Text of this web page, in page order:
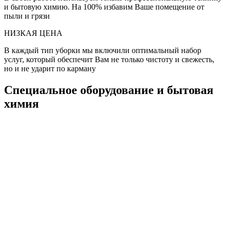
и бытовую химию. На 100% избавим Ваше помещение от
пыли и грязи
НИЗКАЯ ЦЕНА
В каждый тип уборки мы включили оптимальный набор
услуг, который обеспечит Вам не только чистоту и свежесть,
но и не ударит по карману
Специальное оборудование и бытовая
химия